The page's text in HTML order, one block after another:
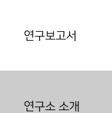
연구보고서
연구소 소개